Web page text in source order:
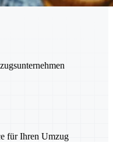
für Ihren Umzug